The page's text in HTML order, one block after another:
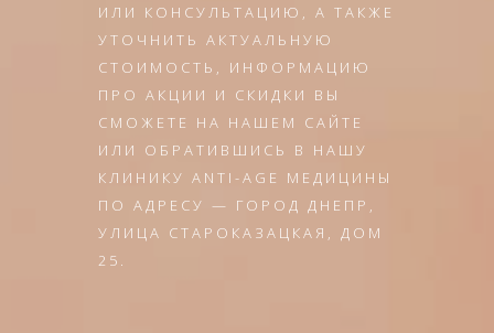
ИЛИ КОНСУЛЬТАЦИЮ, А ТАКЖЕ
УТОЧНИТЬ АКТУАЛЬНУЮ
СТОИМОСТЬ, ИНФОРМАЦИЮ
ПРО АКЦИИ И СКИДКИ ВЫ
СМОЖЕТЕ НА НАШЕМ САЙТЕ
ИЛИ ОБРАТИВШИСЬ В НАШУ
КЛИНИКУ ANTI-AGE МЕДИЦИНЫ
ПО АДРЕСУ — ГОРОД ДНЕПР,
УЛИЦА СТАРОКАЗАЦКАЯ, ДОМ
25.